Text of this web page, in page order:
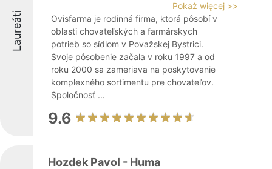
Laureáti
Pokaż więcej >>
Ovisfarma je rodinná firma, ktorá pôsobí v
oblasti chovateľských a farmárskych
potrieb so sídlom v Považskej Bystrici.
Svoje pôsobenie začala v roku 1997 a od
roku 2000 sa zameriava na poskytovanie
komplexného sortimentu pre chovateľov.
Spoločnosť ...
9.6
Hozdek Pavol - Huma